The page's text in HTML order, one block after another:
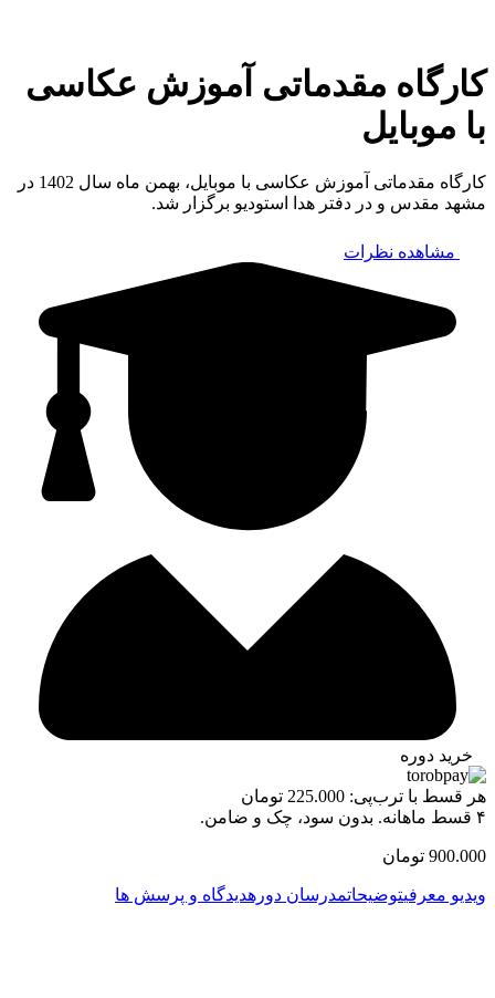
کارگاه مقدماتی آموزش عکاسی
با موبایل
کارگاه مقدماتی آموزش عکاسی با موبایل، بهمن ماه سال 1402 در
مشهد مقدس و در دفتر هدا استودیو برگزار شد.
مشاهده نظرات
خرید دوره
هر قسط با ترب‌پی: 225.000 تومان
۴ قسط ماهانه. بدون سود، چک و ضامن.
900.000 تومان
ویدیو معرفیتوضیحاتمدرسان دورهدیدگاه و پرسش ها